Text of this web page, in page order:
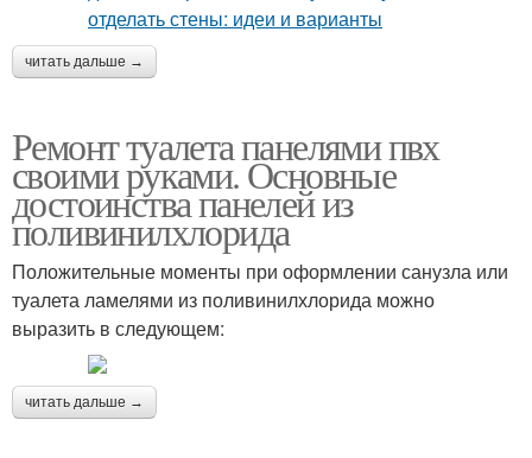
читать дальше →
Ремонт туалета панелями пвх
своими руками. Основные
достоинства панелей из
поливинилхлорида
Положительные моменты при оформлении санузла или
туалета ламелями из поливинилхлорида можно
выразить в следующем:
читать дальше →